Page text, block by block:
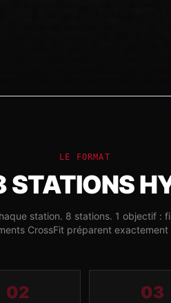
LE FORMAT
STATIONS
station. 8 stations. 1 objectif :
CrossFit préparent
02 03